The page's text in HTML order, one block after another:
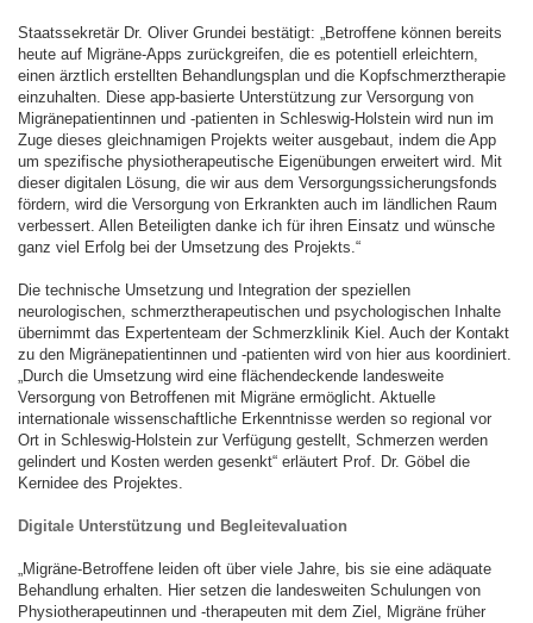
Staatssekretär Dr. Oliver Grundei bestätigt: „Betroffene können bereits
heute auf Migräne-Apps zurückgreifen, die es potentiell erleichtern,
einen ärztlich erstellten Behandlungsplan und die Kopfschmerztherapie
einzuhalten. Diese app-basierte Unterstützung zur Versorgung von
Migränepatientinnen und -patienten in Schleswig-Holstein wird nun im
Zuge dieses gleichnamigen Projekts weiter ausgebaut, indem die App
um spezifische physiotherapeutische Eigenübungen erweitert wird. Mit
dieser digitalen Lösung, die wir aus dem Versorgungssicherungsfonds
fördern, wird die Versorgung von Erkrankten auch im ländlichen Raum
verbessert. Allen Beteiligten danke ich für ihren Einsatz und wünsche
ganz viel Erfolg bei der Umsetzung des Projekts.“
Die technische Umsetzung und Integration der speziellen
neurologischen, schmerztherapeutischen und psychologischen Inhalte
übernimmt das Expertenteam der Schmerzklinik Kiel. Auch der Kontakt
zu den Migränepatientinnen und -patienten wird von hier aus koordiniert.
„Durch die Umsetzung wird eine flächendeckende landesweite
Versorgung von Betroffenen mit Migräne ermöglicht. Aktuelle
internationale wissenschaftliche Erkenntnisse werden so regional vor
Ort in Schleswig-Holstein zur Verfügung gestellt, Schmerzen werden
gelindert und Kosten werden gesenkt“ erläutert Prof. Dr. Göbel die
Kernidee des Projektes.
Digitale Unterstützung und Begleitevaluation
„Migräne-Betroffene leiden oft über viele Jahre, bis sie eine adäquate
Behandlung erhalten. Hier setzen die landesweiten Schulungen von
Physiotherapeutinnen und -therapeuten mit dem Ziel, Migräne früher